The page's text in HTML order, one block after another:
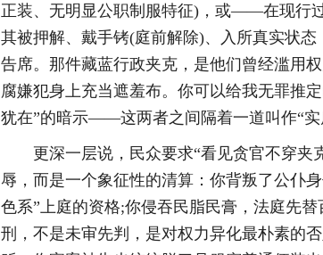
正装、无明显公职制服特征)，或——在现行
其被押解、戴手铐(庭前解除)、入所真实状
告席。那件藏蓝行政夹克，是他们曾经滥用
腐嫌犯身上充当遮羞布。你可以给我无罪推
犹在”的暗示——这两者之间隔着一道叫作“实
更深一层说，民众要求“看见贪官不穿夹
辱，而是一个象征性的清算：你背叛了公仆
色系”上庭的资格;你侵吞民脂民膏，法庭先
刑，不是未审先判，是对权力异化最朴素的